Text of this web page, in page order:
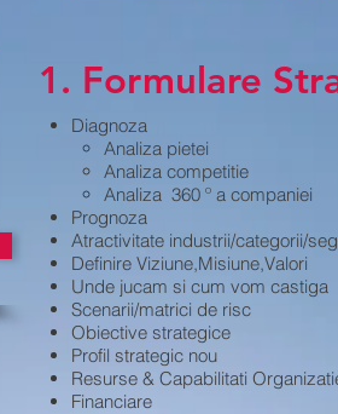
1. Formulare
Diagnoza
Analiza pietei
Analiza competitie
Analiza 360 º a companiei
Prognoza
Atractivitate industrii/categorii/
Definire Viziune,Misiune,Valori
Unde jucam si cum vom castiga
Scenarii/matrici de risc
Obiective strategice
Profil strategic nou
Resurse & Capabilitati
Financiare